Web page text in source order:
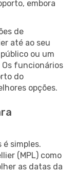
embora
de
até ao seu
ou um
funcionários
do
opções.
é simples.
(MPL) como
as datas da